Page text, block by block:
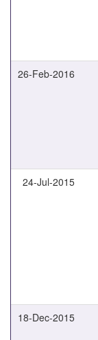
26-Feb-2016
24-Jul-2015
18-Dec-2015